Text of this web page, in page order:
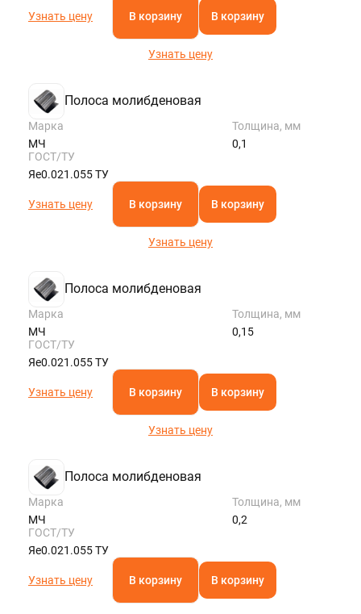
Узнать цену В корзину В корзину
Узнать цену
Полоса молибденовая
Марка
МЧ
Толщина, мм
0,1
ГОСТ/ТУ
Яе0.021.055 ТУ
Узнать цену В корзину В корзину
Узнать цену
Полоса молибденовая
Марка
МЧ
Толщина, мм
0,15
ГОСТ/ТУ
Яе0.021.055 ТУ
Узнать цену В корзину В корзину
Узнать цену
Полоса молибденовая
Марка
МЧ
Толщина, мм
0,2
ГОСТ/ТУ
Яе0.021.055 ТУ
Узнать цену В корзину В корзину